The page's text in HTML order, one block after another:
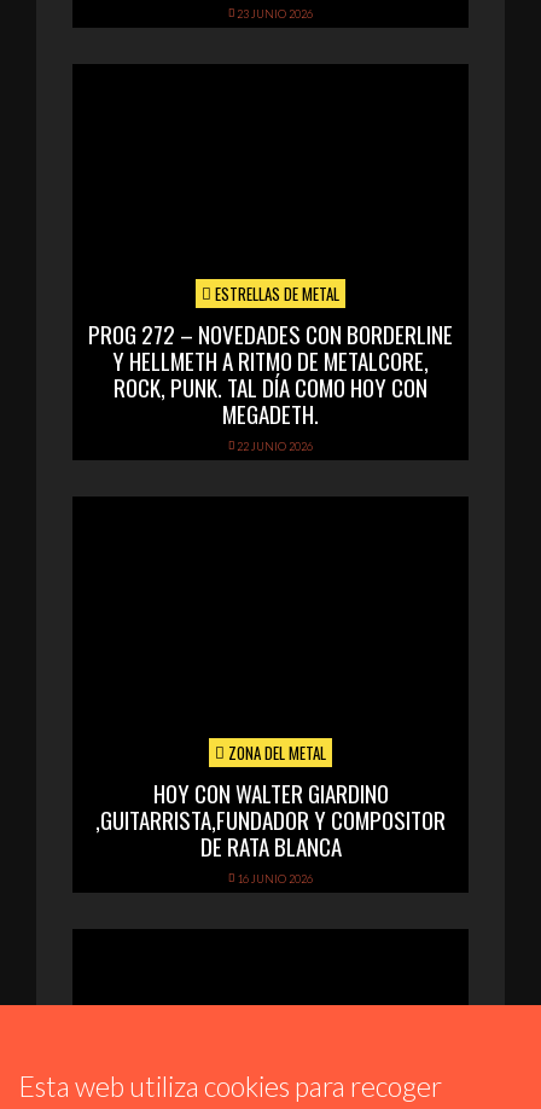
23 JUNIO 2026
ESTRELLAS DE METAL
PROG 272 – NOVEDADES CON BORDERLINE
Y HELLMETH A RITMO DE METALCORE,
ROCK, PUNK. TAL DÍA COMO HOY CON
MEGADETH.
22 JUNIO 2026
ZONA DEL METAL
HOY CON WALTER GIARDINO
,GUITARRISTA,FUNDADOR Y COMPOSITOR
DE RATA BLANCA
16 JUNIO 2026
Esta web utiliza cookies para recoger